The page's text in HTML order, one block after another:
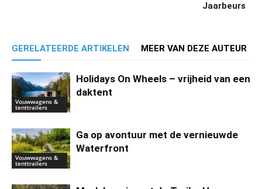
Jaarbeurs
GERELATEERDE ARTIKELEN MEER VAN DEZE AUTEUR
Vouwwagens &
tenttrailers
Holidays On Wheels – vrijheid van een
daktent
Vouwwagens &
tenttrailers
Ga op avontuur met de vernieuwde
Waterfront